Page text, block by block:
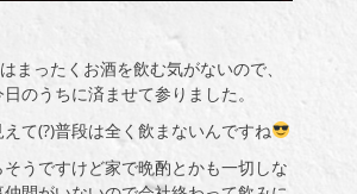
まったくお酒を飲む気がないので、
のうちに済ませて参りました。
て(?)普段は全く飲まないんですね
うですけど家で晩酌とかも一切しな